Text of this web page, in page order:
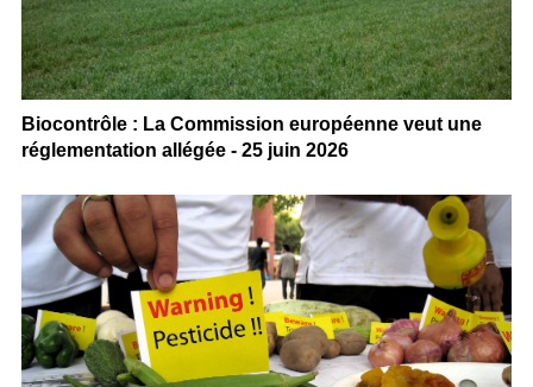
Biocontrôle : La Commission européenne veut une
réglementation allégée - 25 juin 2026